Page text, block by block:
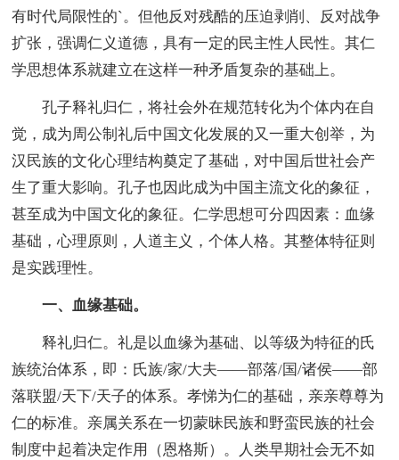
有时代局限性的`。但他反对残酷的压迫剥削、反对战争
扩张，强调仁义道德，具有一定的民主性人民性。其仁
学思想体系就建立在这样一种矛盾复杂的基础上。
孔子释礼归仁，将社会外在规范转化为个体内在自
觉，成为周公制礼后中国文化发展的又一重大创举，为
汉民族的文化心理结构奠定了基础，对中国后世社会产
生了重大影响。孔子也因此成为中国主流文化的象征，
甚至成为中国文化的象征。仁学思想可分四因素：血缘
基础，心理原则，人道主义，个体人格。其整体特征则
是实践理性。
一、血缘基础。
释礼归仁。礼是以血缘为基础、以等级为特征的氏
族统治体系，即：氏族/家/大夫——部落/国/诸侯——部
落联盟/天下/天子的体系。孝悌为仁的基础，亲亲尊尊为
仁的标准。亲属关系在一切蒙昧民族和野蛮民族的社会
制度中起着决定作用（恩格斯）。人类早期社会无不如